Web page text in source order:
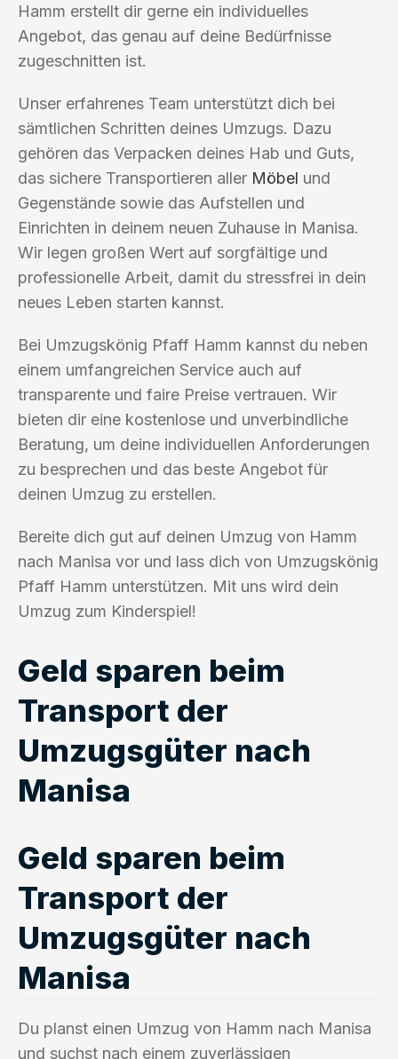
Hamm erstellt dir gerne ein individuelles
Angebot, das genau auf deine Bedürfnisse
zugeschnitten ist.
Unser erfahrenes Team unterstützt dich bei
sämtlichen Schritten deines Umzugs. Dazu
gehören das Verpacken deines Hab und Guts,
das sichere Transportieren aller Möbel und
Gegenstände sowie das Aufstellen und
Einrichten in deinem neuen Zuhause in Manisa.
Wir legen großen Wert auf sorgfältige und
professionelle Arbeit, damit du stressfrei in dein
neues Leben starten kannst.
Bei Umzugskönig Pfaff Hamm kannst du neben
einem umfangreichen Service auch auf
transparente und faire Preise vertrauen. Wir
bieten dir eine kostenlose und unverbindliche
Beratung, um deine individuellen Anforderungen
zu besprechen und das beste Angebot für
deinen Umzug zu erstellen.
Bereite dich gut auf deinen Umzug von Hamm
nach Manisa vor und lass dich von Umzugskönig
Pfaff Hamm unterstützen. Mit uns wird dein
Umzug zum Kinderspiel!
Geld sparen beim
Transport der
Umzugsgüter nach
Manisa
Geld sparen beim
Transport der
Umzugsgüter nach
Manisa
Du planst einen Umzug von Hamm nach Manisa
und suchst nach einem zuverlässigen